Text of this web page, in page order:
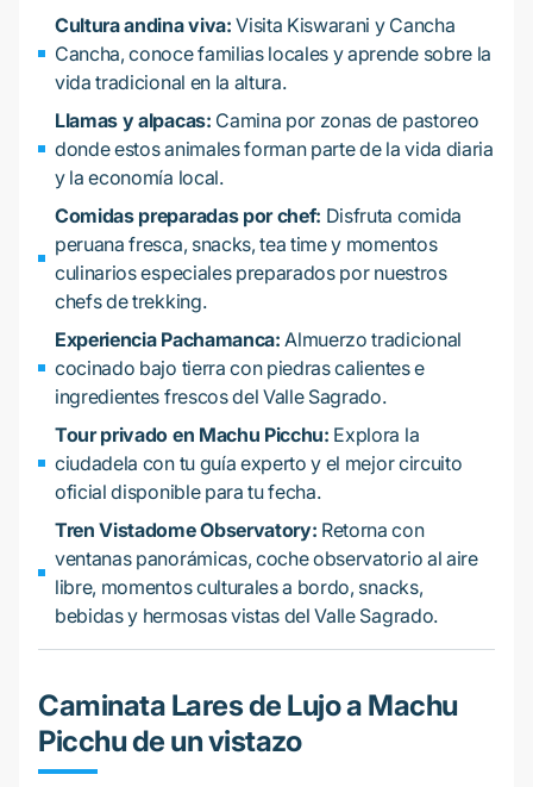
Cultura andina viva: Visita Kiswarani y Cancha
Cancha, conoce familias locales y aprende sobre la
vida tradicional en la altura.
Llamas y alpacas: Camina por zonas de pastoreo
donde estos animales forman parte de la vida diaria
y la economía local.
Comidas preparadas por chef: Disfruta comida
peruana fresca, snacks, tea time y momentos
culinarios especiales preparados por nuestros
chefs de trekking.
Experiencia Pachamanca: Almuerzo tradicional
cocinado bajo tierra con piedras calientes e
ingredientes frescos del Valle Sagrado.
Tour privado en Machu Picchu: Explora la
ciudadela con tu guía experto y el mejor circuito
oficial disponible para tu fecha.
Tren Vistadome Observatory: Retorna con
ventanas panorámicas, coche observatorio al aire
libre, momentos culturales a bordo, snacks,
bebidas y hermosas vistas del Valle Sagrado.
Caminata Lares de Lujo a Machu
Picchu de un vistazo